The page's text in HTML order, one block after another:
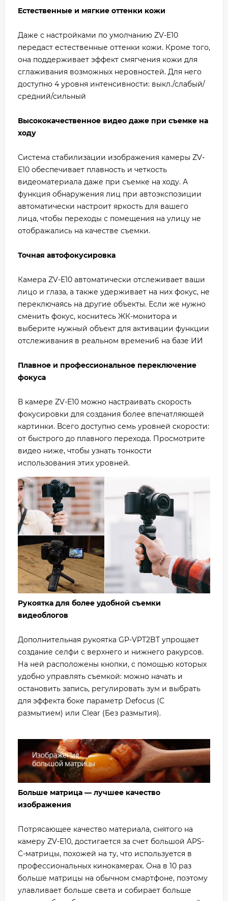
Естественные и мягкие оттенки кожи
Даже с настройками по умолчанию ZV-E10
передаст естественные оттенки кожи. Кроме того,
она поддерживает эффект смягчения кожи для
сглаживания возможных неровностей. Для него
доступно 4 уровня интенсивности: выкл./слабый/
средний/сильный
Высококачественное видео даже при съемке на
ходу
Система стабилизации изображения камеры ZV-
E10 обеспечивает плавность и четкость
видеоматериала даже при съемке на ходу. А
функция обнаружения лиц при автоэкспозиции
автоматически настроит яркость для вашего
лица, чтобы переходы с помещения на улицу не
отображались на качестве съемки.
Точная автофокусировка
Камера ZV-E10 автоматически отслеживает ваши
лицо и глаза, а также удерживает на них фокус, не
переключаясь на другие объекты. Если же нужно
сменить фокус, коснитесь ЖК-монитора и
выберите нужный объект для активации функции
отслеживания в реальном времени6 на базе ИИ
Плавное и профессиональное переключение
фокуса
В камере ZV-E10 можно настраивать скорость
фокусировки для создания более впечатляющей
картинки. Всего доступно семь уровней скорости:
от быстрого до плавного перехода. Просмотрите
видео ниже, чтобы узнать тонкости
использования этих уровней.
Рукоятка для более удобной съемки
видеоблогов
Дополнительная рукоятка GP-VPT2BT упрощает
создание селфи с верхнего и нижнего ракурсов.
На ней расположены кнопки, с помощью которых
удобно управлять съемкой: можно начать и
остановить запись, регулировать зум и выбрать
для эффекта боке параметр Defocus (С
размытием) или Clear (Без размытия).
Больше матрица — лучшее качество
изображения
Потрясающее качество материала, снятого на
камеру ZV-E10, достигается за счет большой APS-
C-матрицы, похожей на ту, что используется в
профессиональных кинокамерах. Она в 10 раз
больше матрицы на обычном смартфоне, поэтому
улавливает больше света и собирает больше